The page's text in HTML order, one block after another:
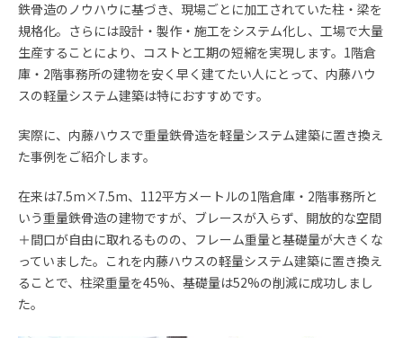
鉄骨造のノウハウに基づき、現場ごとに加工されていた柱・梁を
規格化。さらには設計・製作・施工をシステム化し、工場で大量
生産することにより、コストと工期の短縮を実現します。1階倉
庫・2階事務所の建物を安く早く建てたい人にとって、内藤ハウ
スの軽量システム建築は特におすすめです。
実際に、内藤ハウスで重量鉄骨造を軽量システム建築に置き換え
た事例をご紹介します。
在来は7.5m×7.5m、 112平方メートルの1階倉庫・ 2階事務所と
いう重量鉄骨造の建物ですが、ブレースが入らず、開放的な空間
＋間口が自由に取れるものの、フレーム重量と基礎量が大きくな
っていました。これを内藤ハウスの軽量システム建築に置き換え
ることで、柱梁重量を45%、基礎量は52%の削減に成功しまし
た。